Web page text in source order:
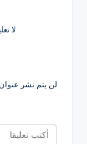
لا
لن يتم نشر عنوان